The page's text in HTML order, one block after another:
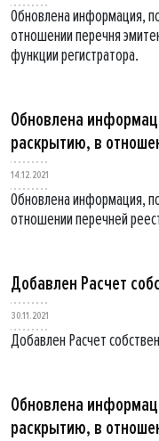
Обновлена информация,
отношении перечня
функции регистратора.
Обновлена
раскрытию, в
14.12.2021
Обновлена информация,
отношении перечней
Добавлен Расчет
30.11.2021
Добавлен Расчет
Обновлена
раскрытию, в